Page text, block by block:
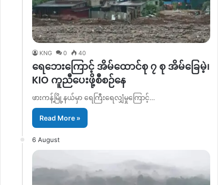
KNG 0 40
ရေဘေးကြောင့် အိမ်ထောင်စု ၇ စု အိမ်ခြေမဲ့၊
KIO ကူညီပေးဖို့စီစဉ်နေ
ဖားကန့်မြို့နယ်မှာ ရေကြီးရေလျှံမှုကြောင့်…
Read More »
6 August